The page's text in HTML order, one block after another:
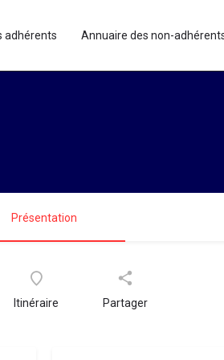
adhérents Annuaire des non-
Présentation
Itinéraire Partager